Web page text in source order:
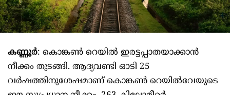
കണ്ണൂര്‍: കൊങ്കണ്‍ റെയില്‍ ഇരട്ടപ്പാതയാക്കാന്‍
നീക്കം തുടങ്ങി. ആദ്യവണ്ടി ഓടി 25
വര്‍ഷത്തിനുശേഷമാണ് കൊങ്കണ്‍ റെയില്‍വേയുടെ